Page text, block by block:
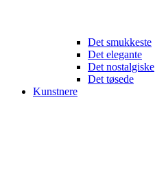
Det smukkeste
Det elegante
Det nostalgiske
Det tøsede
Kunstnere